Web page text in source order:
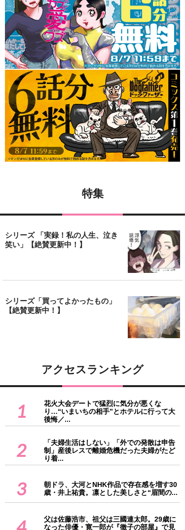
特集
シリーズ 「実録！私の人生、泣き
笑い」【絶賛更新中！】
シリーズ「買ってよかったもの」
【絶賛更新中！】
アクセスランキング
1
花火大会デートで猛烈に気分が悪くな
り…“いまいちの相手”とホテルに行って大
後悔／...
2
「夫婦生活はしない」「外での発散は申告
制」産後レスで離婚危機だった夫婦がたど
り着...
3
朝ドラ、大河とNHK作品で存在感を増す30
歳・井上祐貴。凛とした美しさと“眉間の...
父は佐藤浩市、祖父は三國連太郎。29歳に
なった俳優・寛一郎が『徹子の部屋』で見